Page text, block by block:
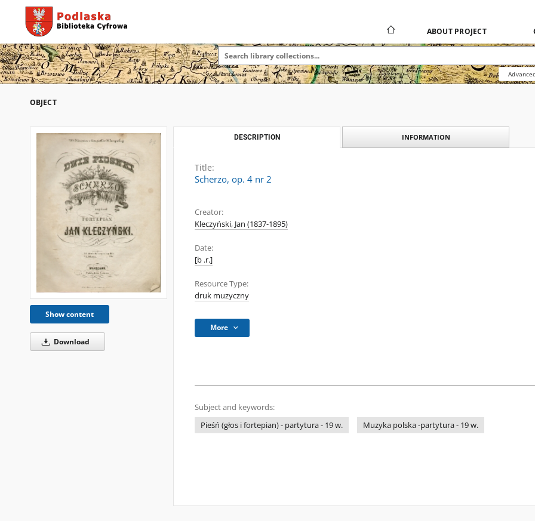
ABOUT PROJECT
OBJECT
Show content
Download
DESCRIPTION INFORMATION
Title:
Scherzo, op. 4 nr 2
Creator:
Kleczyński, Jan (1837-1895)
Date:
[b .r.]
Resource Type:
druk muzyczny
More
Subject and keywords:
Pieśń (głos i fortepian) - partytura - 19 w.
Muzyka polska -partytura - 19 w.